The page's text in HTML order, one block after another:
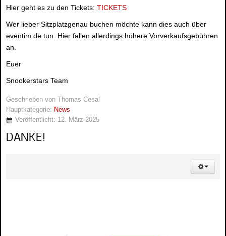
Hier geht es zu den Tickets: TICKETS
Wer lieber Sitzplatzgenau buchen möchte kann dies auch über
eventim.de tun. Hier fallen allerdings höhere Vorverkaufsgebühren
an.
Euer
Snookerstars Team
Geschrieben von Thomas Cesal
Hauptkategorie: News
Veröffentlicht: 12. März 2025
DANKE!